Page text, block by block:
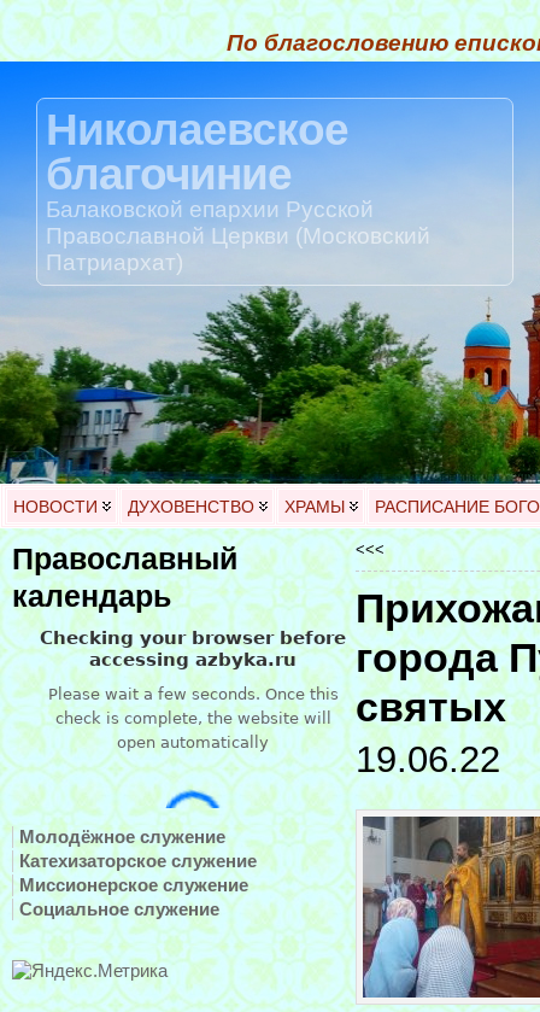
По благословению
Николаевское
благочиние
Балаковской епархии Русской
Православной Церкви (Московский
Патриархат)
НОВОСТИ ДУХОВЕНСТВО ХРАМЫ РАСПИСАНИЕ
Православный
календарь
Молодёжное служение
Катехизаторское служение
Миссионерское служение
Социальное служение
<<<
города
святых
19.06.22